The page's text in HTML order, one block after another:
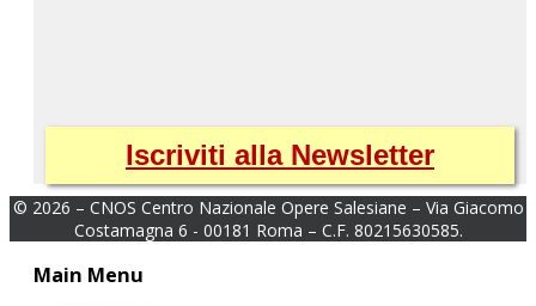
Iscriviti alla Newsletter
© 2026 – CNOS Centro Nazionale Opere Salesiane – Via Giacomo
Costamagna 6 - 00181 Roma – C.F. 80215630585.
Main Menu